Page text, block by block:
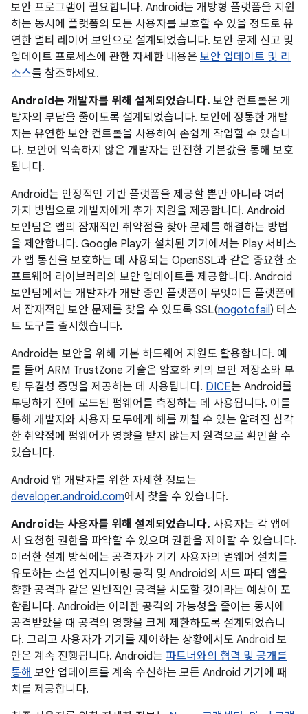
보안 프로그램이 필요합니다. Android는 개방형 플랫폼을 지원
하는 동시에 플랫폼의 모든 사용자를 보호할 수 있을 정도로 유
연한 멀티 레이어 보안으로 설계되었습니다. 보안 문제 신고 및
업데이트 프로세스에 관한 자세한 내용은 보안 업데이트 및 리
소스를 참조하세요.
Android는 개발자를 위해 설계되었습니다. 보안 컨트롤은 개
발자의 부담을 줄이도록 설계되었습니다. 보안에 정통한 개발
자는 유연한 보안 컨트롤을 사용하여 손쉽게 작업할 수 있습니
다. 보안에 익숙하지 않은 개발자는 안전한 기본값을 통해 보호
됩니다.
Android는 안정적인 기반 플랫폼을 제공할 뿐만 아니라 여러
가지 방법으로 개발자에게 추가 지원을 제공합니다. Android
보안팀은 앱의 잠재적인 취약점을 찾아 문제를 해결하는 방법
을 제안합니다. Google Play가 설치된 기기에서는 Play 서비스
가 앱 통신을 보호하는 데 사용되는 OpenSSL과 같은 중요한 소
프트웨어 라이브러리의 보안 업데이트를 제공합니다. Android
보안팀에서는 개발자가 개발 중인 플랫폼이 무엇이든 플랫폼에
서 잠재적인 보안 문제를 찾을 수 있도록 SSL(nogotofail) 테스
트 도구를 출시했습니다.
Android는 보안을 위해 기본 하드웨어 지원도 활용합니다. 예
를 들어 ARM TrustZone 기술은 암호화 키의 보안 저장소와 부
팅 무결성 증명을 제공하는 데 사용됩니다. DICE는 Android를
부팅하기 전에 로드된 펌웨어를 측정하는 데 사용됩니다. 이를
통해 개발자와 사용자 모두에게 해를 끼칠 수 있는 알려진 심각
한 취약점에 펌웨어가 영향을 받지 않는지 원격으로 확인할 수
있습니다.
Android 앱 개발자를 위한 자세한 정보는
developer.android.com에서 찾을 수 있습니다.
Android는 사용자를 위해 설계되었습니다. 사용자는 각 앱에
서 요청한 권한을 파악할 수 있으며 권한을 제어할 수 있습니다.
이러한 설계 방식에는 공격자가 기기 사용자의 멀웨어 설치를
유도하는 소셜 엔지니어링 공격 및 Android의 서드 파티 앱을
향한 공격과 같은 일반적인 공격을 시도할 것이라는 예상이 포
함됩니다. Android는 이러한 공격의 가능성을 줄이는 동시에
공격받았을 때 공격의 영향을 크게 제한하도록 설계되었습니
다. 그리고 사용자가 기기를 제어하는 상황에서도 Android 보
안은 계속 진행됩니다. Android는 파트너와의 협력 및 공개를
통해 보안 업데이트를 계속 수신하는 모든 Android 기기에 패
치를 제공합니다.